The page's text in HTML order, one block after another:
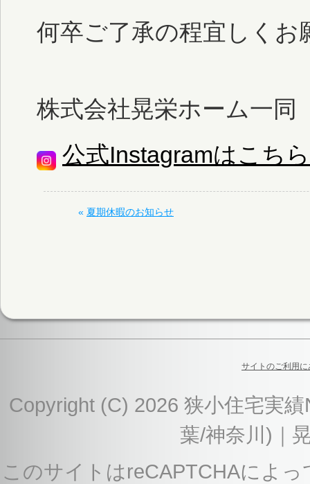
何卒ご了承の程宜しくお
株式会社晃栄ホーム一同
公式Instagramはこちら
« 夏期休暇のお知らせ
サイトのご利用に
Copyright (C) 2026 狭小住宅実
葉/神奈川)｜
このサイトはreCAPTCHAによ